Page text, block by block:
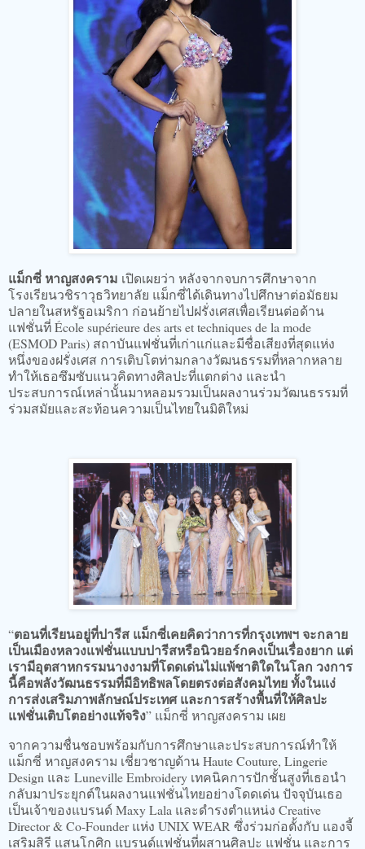
แม็กซี่ หาญสงคราม เปิดเผยว่า หลังจากจบการศึกษาจาก
โรงเรียนวชิราวุธวิทยาลัย แม็กซี่ได้เดินทางไปศึกษาต่อมัธยม
ปลายในสหรัฐอเมริกา ก่อนย้ายไปฝรั่งเศสเพื่อเรียนต่อด้าน
แฟชั่นที่ École supérieure des arts et techniques de la mode
(ESMOD Paris) สถาบันแฟชั่นที่เก่าแก่และมีชื่อเสียงที่สุดแห่ง
หนึ่งของฝรั่งเศส การเติบโตท่ามกลางวัฒนธรรมที่หลากหลาย
ทำให้เธอซึมซับแนวคิดทางศิลปะที่แตกต่าง และนำ
ประสบการณ์เหล่านั้นมาหลอมรวมเป็นผลงานร่วมวัฒนธรรมที่
ร่วมสมัยและสะท้อนความเป็นไทยในมิติใหม่
“ตอนที่เรียนอยู่ที่ปารีส แม็กซี่เคยคิดว่าการที่กรุงเทพฯ จะกลาย
เป็นเมืองหลวงแฟชั่นแบบปารีสหรือนิวยอร์กคงเป็นเรื่องยาก แต่
เรามีอุตสาหกรรมนางงามที่โดดเด่นไม่แพ้ชาติใดในโลก วงการ
นี้คือพลังวัฒนธรรมที่มีอิทธิพลโดยตรงต่อสังคมไทย ทั้งในแง่
การส่งเสริมภาพลักษณ์ประเทศ และการสร้างพื้นที่ให้ศิลปะ
แฟชั่นเติบโตอย่างแท้จริง” แม็กซี่ หาญสงคราม เผย
จากความชื่นชอบพร้อมกับการศึกษาและประสบการณ์ทำให้
แม็กซี่ หาญสงคราม เชี่ยวชาญด้าน Haute Couture, Lingerie
Design และ Luneville Embroidery เทคนิคการปักชั้นสูงที่เธอนำ
กลับมาประยุกต์ในผลงานแฟชั่นไทยอย่างโดดเด่น ปัจจุบันเธอ
เป็นเจ้าของแบรนด์ Maxy Lala และดำรงตำแหน่ง Creative
Director & Co-Founder แห่ง UNIX WEAR ซึ่งร่วมก่อตั้งกับ แองจี้
เสริมสิรี แสนโกศิก แบรนด์แฟชั่นที่ผสานศิลปะ แฟชั่น และการ